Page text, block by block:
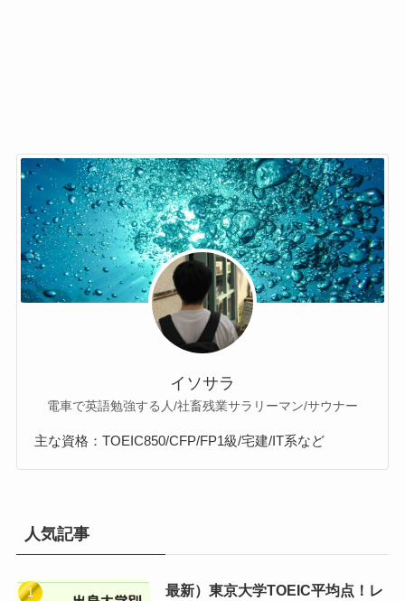
イソサラ
電車で英語勉強する人/社畜残業サラリーマン/サウナー
主な資格：TOEIC850/CFP/FP1級/宅建/IT系など
人気記事
最新）東京大学TOEIC平均点！レ